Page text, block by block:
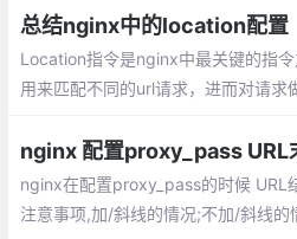
总结nginx中的location配置
Location指令是nginx中最关键的指
用来匹配不同的url请求，进而对请求
说明。
nginx在配置proxy_pass的时候 URL
注意事项,加/斜线的情况;不加/斜线的